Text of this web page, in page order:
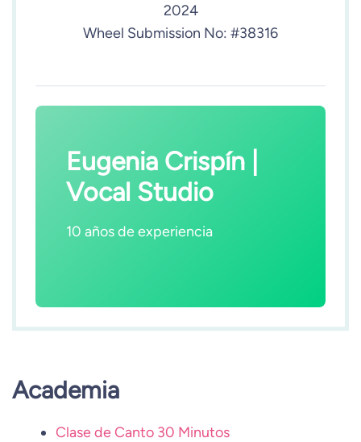
2024
Wheel Submission No: #38316
Eugenia Crispín |
Vocal Studio
10 años de experiencia
Academia
Clase de Canto 30 Minutos